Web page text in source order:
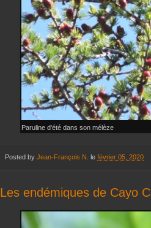
Paruline d'été dans son mélèze
Posted by Jean-François N. le février 05, 2020
Les endémiques de Cayo